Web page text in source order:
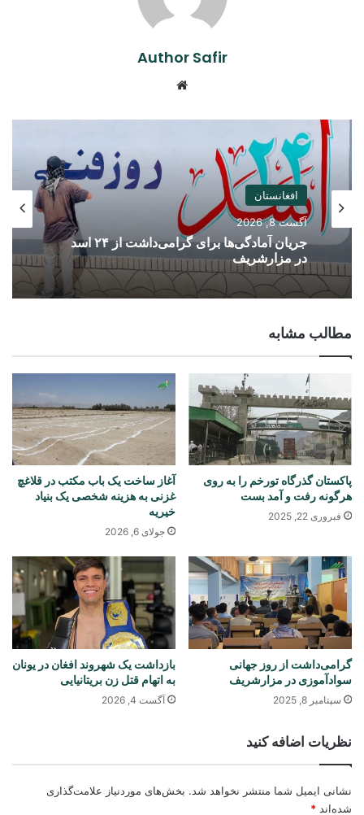
Author Safir
افغانستان
آگست 8, 2026
جریان آمادگی‌ها برای گرامی‌داشت از ۲۴ اسد
در مزارشریف
مطالب مشابه
پاکستان گذرگاه تورخم را به روی
هرگونه رفت و آمد بست
فبروری 22, 2025
آغاز ساخت یک باب مکتب در قلاغچ
غزنی به هزینه شخصی یک بنیاد
خیریه
جولای 6, 2026
گرامی‌داشت از روز جهانی
سوادآموزی در مزارشریف
سپتامبر 8, 2025
بازداشت یک شهروند افغان در یونان
به اتهام قتل زن بریتانیایی
آگست 4, 2026
نظریات اضافه کنید
نشانی ایمیل شما منتشر نخواهد شد. بخش‌های موردنیاز علامت‌گذاری
شده‌اند *